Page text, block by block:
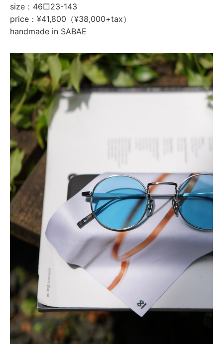
size：46□23-143
price：¥41,800（¥38,000+tax）
handmade in SABAE